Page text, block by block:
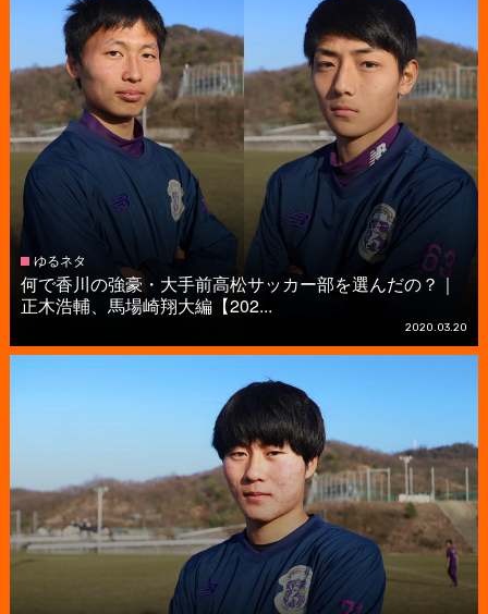
ゆるネタ
何で香川の強豪・大手前高松サッカー部を選んだの？｜
正木浩輔、馬場崎翔大編【202...
2020.03.20